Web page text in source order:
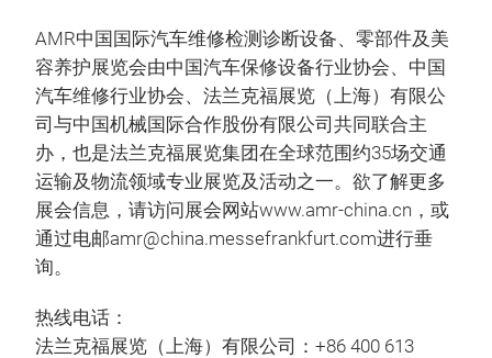
AMR中国国际汽车维修检测诊断设备、零部件及美
容养护展览会由中国汽车保修设备行业协会、中国
汽车维修行业协会、法兰克福展览（上海）有限公
司与中国机械国际合作股份有限公司共同联合主
办，也是法兰克福展览集团在全球范围约35场交通
运输及物流领域专业展览及活动之一。欲了解更多
展会信息，请访问展会网站www.amr-china.cn，或
通过电邮amr@china.messefrankfurt.com进行垂
询。
热线电话：
法兰克福展览（上海）有限公司：+86 400 613